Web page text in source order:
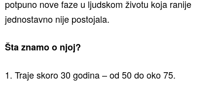
potpuno nove faze u ljudskom životu koja ranije
jednostavno nije postojala.
Šta znamo o njoj?
1. Traje skoro 30 godina – od 50 do oko 75.